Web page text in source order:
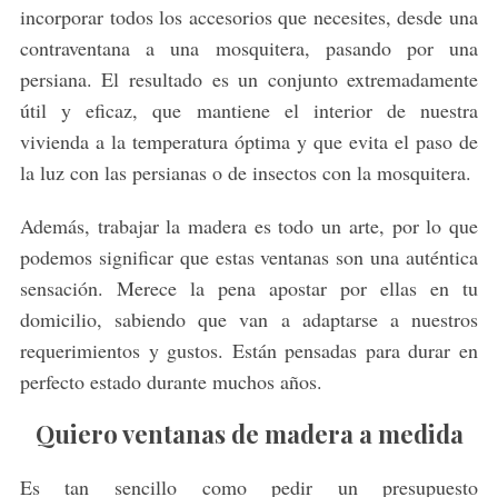
incorporar todos los accesorios que necesites, desde una
contraventana a una mosquitera, pasando por una
persiana. El resultado es un conjunto extremadamente
útil y eficaz, que mantiene el interior de nuestra
vivienda a la temperatura óptima y que evita el paso de
la luz con las persianas o de insectos con la mosquitera.
Además, trabajar la madera es todo un arte, por lo que
podemos significar que estas ventanas son una auténtica
sensación. Merece la pena apostar por ellas en tu
domicilio, sabiendo que van a adaptarse a nuestros
requerimientos y gustos. Están pensadas para durar en
perfecto estado durante muchos años.
Quiero ventanas de madera a medida
Es tan sencillo como pedir un presupuesto